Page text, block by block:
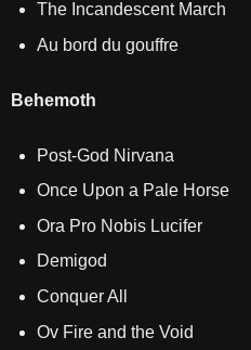
The Incandescent March
Au bord du gouffre
Behemoth
Post‐God Nirvana
Once Upon a Pale Horse
Ora Pro Nobis Lucifer
Demigod
Conquer All
Ov Fire and the Void